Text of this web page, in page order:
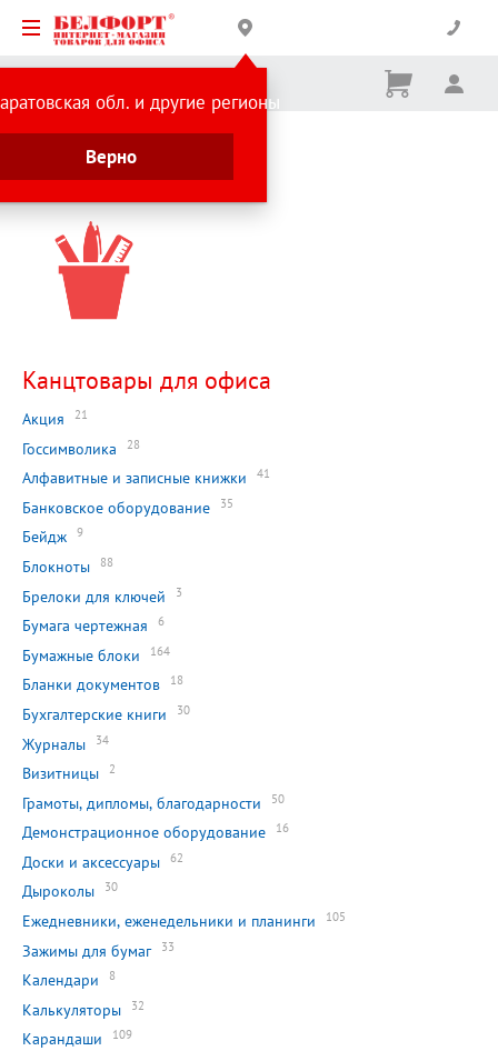
обл. и другие регионы
Верно
Корзина
Ничего
Главная страница
Каталог
Канцтовары для офиса
Акция 21
Госсимволика 28
Алфавитные и записные книжки 41
Банковское оборудование 35
Бейдж 9
Блокноты 88
Брелоки для ключей 3
Бумага чертежная 6
Бумажные блоки 164
Бланки документов 18
Бухгалтерские книги 30
Журналы 34
Визитницы 2
Грамоты, дипломы, благодарности 50
Демонстрационное оборудование 16
Доски и аксессуары 62
Дыроколы 30
Ежедневники, еженедельники и планинги 105
Зажимы для бумаг 33
Календари 8
Калькуляторы 32
Карандаши 109